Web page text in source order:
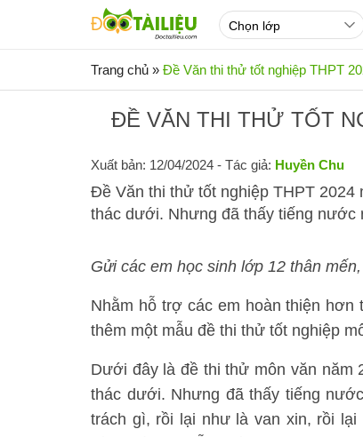
Trang chủ » Đề Văn thi thử tốt nghiệp THPT
ĐỀ VĂN THI THỬ TỐT
Xuất bản: 12/04/2024 - Tác giả: Huyền Chu
Đề Văn thi thử tốt nghiệp THPT 2024
thác dưới. Nhưng đã thấy tiếng nước
Gửi các em học sinh lớp 12 thân mến,
Nhằm hỗ trợ các em hoàn thiện hơn
thêm một mẫu đề thi thử tốt nghiệp
Dưới đây là đề thi thử môn văn năm
thác dưới. Nhưng đã thấy tiếng
trách gì, rồi lại như là van xin, rồi